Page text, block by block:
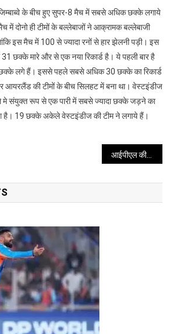
और
जिम्बाब्वे
के
बीच
हुए
सुपर-
आठ
मैच
अधिक
के बीच हुए सुपर-8 मैच में सबसे अधिक छक्के लगाये
में दोनो ही टीमों के बल्लेबाजों ने आक्रामक बल्लेबाजी
इस मैच में 100 से ज्यादा रनों से हार झेलनी पड़ी। इस
31 छक्के मारे और से एक नया रिकार्ड है। ये पहली बार है
लगे हैं। इससे पहले सबसे अधिक 30 छक्के का रिकार्ड
की टीमों के बीच सिलहट में बना था। वेस्टइंडीज
मे संयुक्त रूप से एक पारी में सबसे ज्यादा छक्के जड़ने का
है। 19 छक्के अकेले वेस्टइंडीज की टीम ने लगाये हैं।
आईपीएल की तरह बदलाव वाली नीति विश्वकप में नहीं चलती